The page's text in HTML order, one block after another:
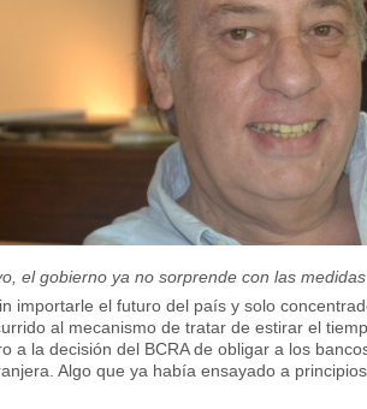
el gobierno ya no sorprende con las
importarle el futuro del país y solo
al mecanismo de tratar de estirar el
a la decisión del BCRA de obligar a los
Algo que ya había ensayado a